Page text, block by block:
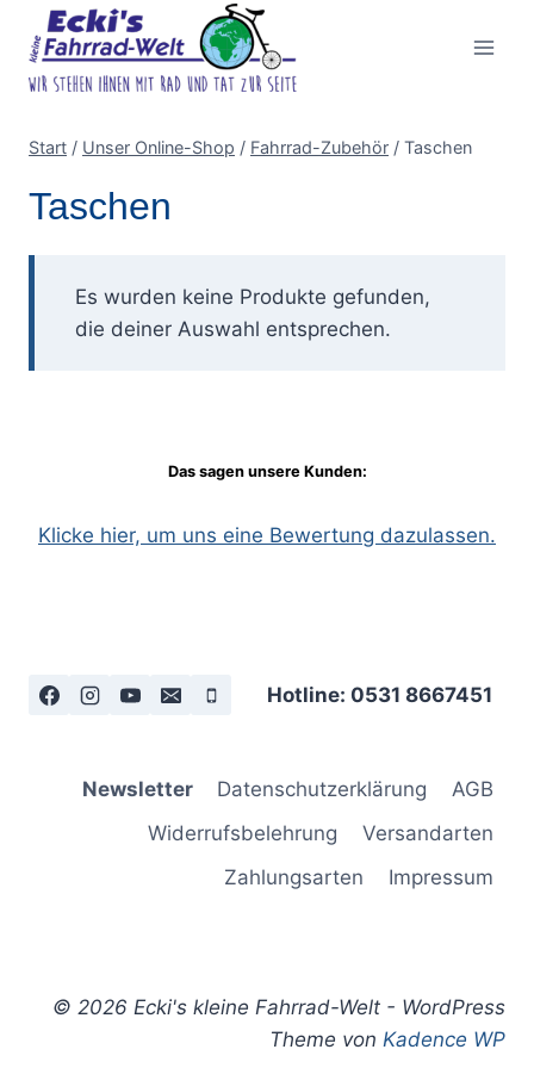
Inhalt
springen
Start / Unser Online-Shop / Fahrrad-Zubehör / Taschen
Taschen
Es wurden keine Produkte gefunden,
die deiner Auswahl entsprechen.
Das sagen unsere Kunden:
Klicke hier, um uns eine Bewertung dazulassen.
Hotline: 0531 8667451
Newsletter Datenschutzerklärung
AGB
Widerrufsbelehrung
Versandarten
Zahlungsarten
Impressum
© 2026 Ecki's kleine Fahrrad-Welt - WordPress
Theme von Kadence WP